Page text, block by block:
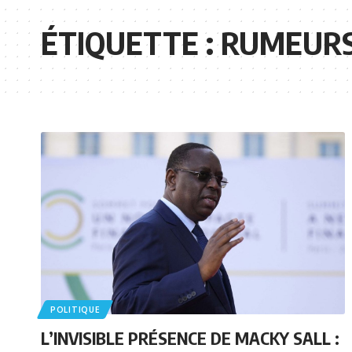
ÉTIQUETTE :
POLITIQUE
L’INVISIBLE PRÉSENCE DE MACKY SALL :